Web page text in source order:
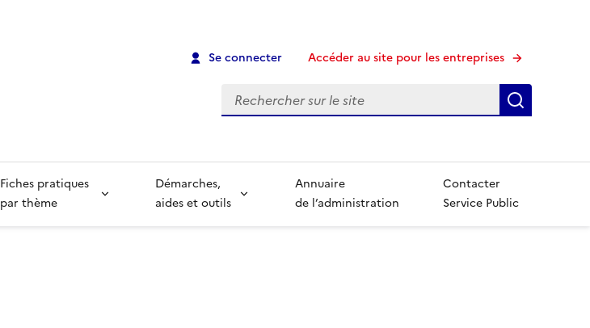
Se connecter Accéder au site pour les entreprises
Recherche
Fiches pratiques
par thème
Démarches,
aides et outils
Annuaire
de l’administration
Contacter
Service Public